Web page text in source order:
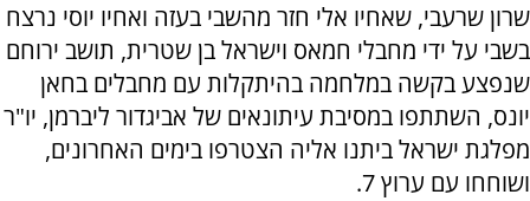
שרון שרעבי, שאחיו אלי חזר מהשבי בעזה ואחיו יוסי נרצח
בשבי על ידי מחבלי חמאס וישראל בן שטרית, תושב ירוחם
שנפצע בקשה במלחמה בהיתקלות עם מחבלים בחאן
יונס, השתתפו במסיבת עיתונאים של אביגדור ליברמן, יו"ר
מפלגת ישראל ביתנו אליה הצטרפו בימים האחרונים,
ושוחחו עם ערוץ 7.